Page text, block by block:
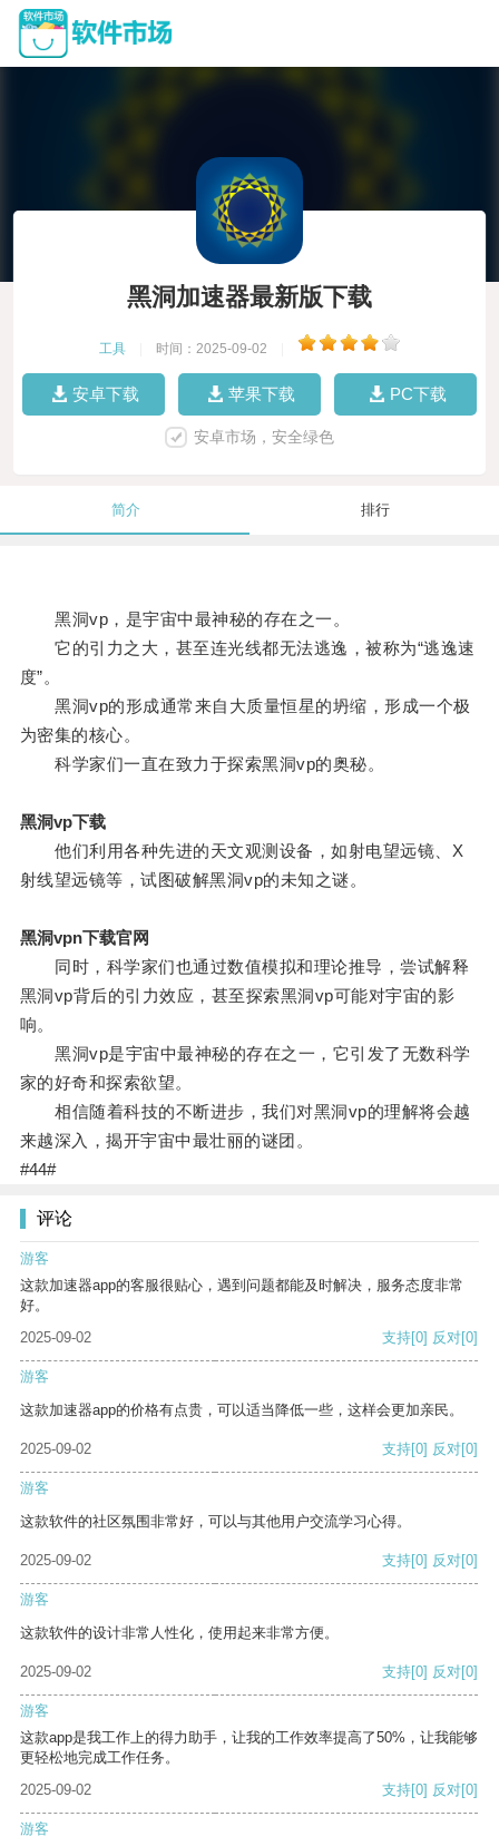
黑洞加速器最新版下载
工具 时间：2025-09-02
安卓下载 苹果下载 PC下载
安卓市场，安全绿色
简介 排行
黑洞vp，是宇宙中最神秘的存在之一。
它的引力之大，甚至连光线都无法逃逸，被称为“逃逸速
度”。
黑洞vp的形成通常来自大质量恒星的坍缩，形成一个极
为密集的核心。
科学家们一直在致力于探索黑洞vp的奥秘。
黑洞vp下载
他们利用各种先进的天文观测设备，如射电望远镜、X
射线望远镜等，试图破解黑洞vp的未知之谜。
黑洞vpn下载官网
同时，科学家们也通过数值模拟和理论推导，尝试解释
黑洞vp背后的引力效应，甚至探索黑洞vp可能对宇宙的影
响。
黑洞vp是宇宙中最神秘的存在之一，它引发了无数科学
家的好奇和探索欲望。
相信随着科技的不断进步，我们对黑洞vp的理解将会越
来越深入，揭开宇宙中最壮丽的谜团。
#44#
评论
游客
这款加速器app的客服很贴心，遇到问题都能及时解决，服务态度非常
好。
2025-09-02
支持[0] 反对[0]
游客
这款加速器app的价格有点贵，可以适当降低一些，这样会更加亲民。
2025-09-02 支持[0] 反对[0]
游客
这款软件的社区氛围非常好，可以与其他用户交流学习心得。
2025-09-02 支持[0] 反对[0]
游客
这款软件的设计非常人性化，使用起来非常方便。
2025-09-02 支持[0] 反对[0]
游客
这款app是我工作上的得力助手，让我的工作效率提高了50%，让我能够
更轻松地完成工作任务。
2025-09-02
支持[0] 反对[0]
游客